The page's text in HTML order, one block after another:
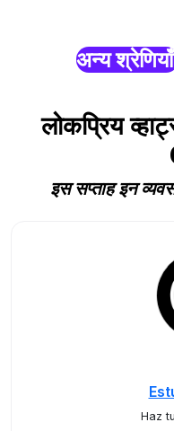
अन्य
लोकप्रिय
इस सप्ताह इन
Haz